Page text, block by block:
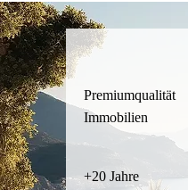
Premiumqualität
Immobilien
+20 Jahre